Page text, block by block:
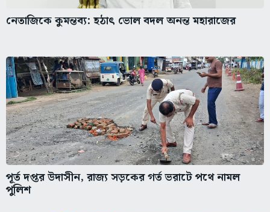
নেতাজিকে কুমন্তব্য: হঠাৎ ভোল বদল অনন্ত মহারাজের
পূর্ত দপ্তর উদাসীন, রাজ্য সড়কের গর্ত ভরাটে পথে নামল
পুলিশ